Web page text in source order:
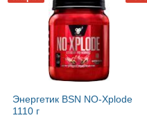
Энергетик BSN NO-Xplode
1110 г